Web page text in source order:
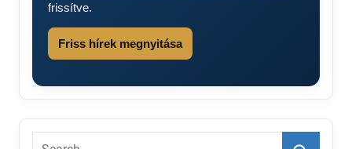
frissítve.
Friss hírek megnyitása
Search